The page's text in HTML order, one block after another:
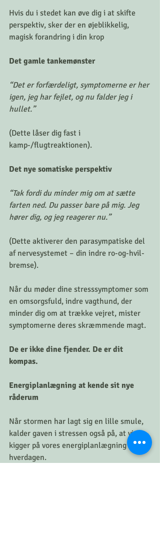
Hvis du i stedet kan øve dig i at skifte
perspektiv, sker der en øjeblikkelig,
magisk forandring i din krop
Det gamle tankemønster
“Det er forfærdeligt, symptomerne er her
igen, jeg har fejlet, og nu falder jeg i
hullet.”
(Dette låser dig fast i
kamp-/flugtreaktionen).
Det nye somatiske perspektiv
“Tak fordi du minder mig om at sætte
farten ned. Du passer bare på mig. Jeg
hører dig, og jeg reagerer nu.”
(Dette aktiverer den parasympatiske del
af nervesystemet – din indre ro-og-hvil-
bremse).
Når du møder dine stresssymptomer som
en omsorgsfuld, indre vagthund, der
minder dig om at trække vejret, mister
symptomerne deres skræmmende magt.
De er ikke dine fjender. De er dit
kompas.
Energiplanlægning at kende sit nye
råderum
Når stormen har lagt sig en lille smule,
kalder gaven i stressen også på, at vi
kigger på vores energiplanlægning i
hverdagen.